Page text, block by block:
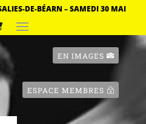
DE-BÉARN – SAMEDI 30 MAI
EN IMAGES
ESPACE MEMBRES